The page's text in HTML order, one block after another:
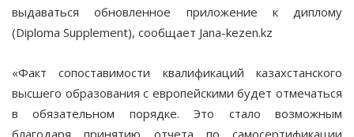
выдаваться обновленное приложение к диплому
(Diploma Supplement), сообщает Jana-kezen.kz
«Факт сопоставимости квалификаций казахстанского
высшего образования с европейскими будет отмечаться
в обязательном порядке. Это стало возможным
благодаря принятию отчета по самосертификации